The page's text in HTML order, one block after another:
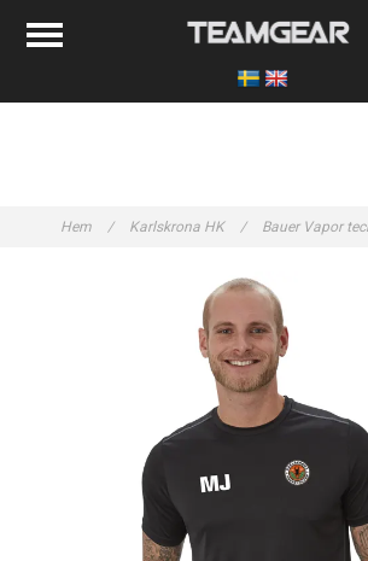
Hem / Karlskrona HK / Bauer Vapor